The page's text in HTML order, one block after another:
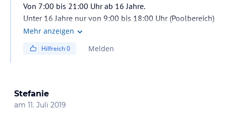
Von 7:00 bis 21:00 Uhr ab 16 Jahre.
Unter 16 Jahre nur von 9:00 bis 18:00 Uhr (Poolbereich)
Sauna ist für unter 16 Jahre nicht zugelassen.
Mehr anzeigen
Hilfreich0 Melden
Stefanie
am 11. Juli 2019